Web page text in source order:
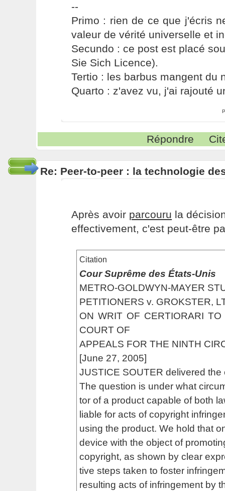
--
Primo : rien de ce que j'écris
valeur de vérité universelle et
Secundo : ce post est placé
Sie Sich Licence).
Tertio : les barbus mangent du
Quarto : z'avez vu, j'ai rajouté
Répondre
Re: Peer-to-peer : la technologie
Après avoir parcouru la
effectivement, c'est peut-être
Citation
Cour Suprême des États-Unis
METRO-GOLDWYN-MAYER
PETITIONERS v. GROKSTER,
ON WRIT OF CERTIORARI
COURT OF
APPEALS FOR THE NINTH
[June 27, 2005]
JUSTICE SOUTER delivered the
The question is under what
tor of a product capable of both
liable for acts of copyright
using the product. We hold that
device with the object of
copyright, as shown by clear
tive steps taken to foster
resulting acts of infringement by